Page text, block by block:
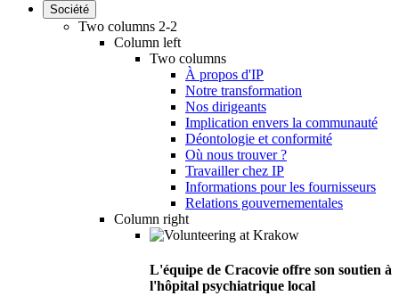
Société
Two columns 2-2
Column left
Two columns
À propos d'IP
Notre transformation
Nos dirigeants
Implication envers la communauté
Déontologie et conformité
Où nous trouver ?
Travailler chez IP
Informations pour les fournisseurs
Relations gouvernementales
Column right
L'équipe de Cracovie offre son soutien à
l'hôpital psychiatrique local